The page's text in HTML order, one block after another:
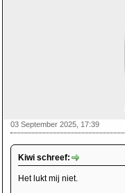
03 September 2025, 17:39
Kiwi schreef:
Het lukt mij niet.